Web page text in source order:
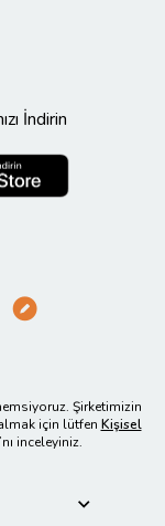
İndirin
Şirketimizin
için lütfen Kişisel
’nı inceleyiniz.